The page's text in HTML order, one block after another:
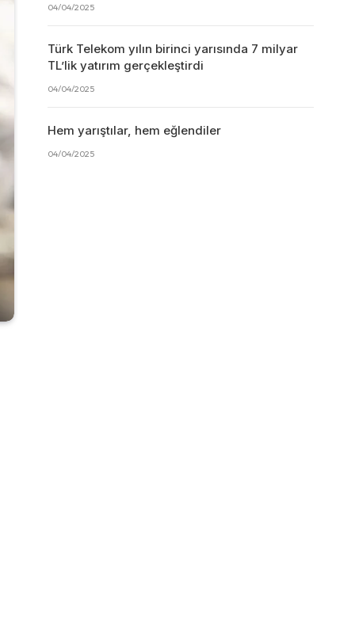
04/04/2025
Türk Telekom yılın birinci yarısında 7 milyar
TL’lik yatırım gerçekleştirdi
04/04/2025
Hem yarıştılar, hem eğlendiler
04/04/2025